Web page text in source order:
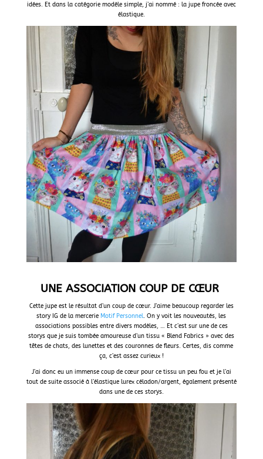
idées. Et dans la catégorie modèle simple, j’ai nommé : la jupe froncée avec
élastique.
UNE ASSOCIATION COUP DE CŒUR
Cette jupe est le résultat d’un coup de cœur. J’aime beaucoup regarder les
story IG de la mercerie Motif Personnel. On y voit les nouveautés, les
associations possibles entre divers modèles, … Et c’est sur une de ces
storys que je suis tombée amoureuse d’un tissu « Blend Fabrics » avec des
têtes de chats, des lunettes et des couronnes de fleurs. Certes, dis comme
ça, c’est assez curieux !
J’ai donc eu un immense coup de cœur pour ce tissu un peu fou et je l’ai
tout de suite associé à l’élastique lurex céladon/argent, également présenté
dans une de ces storys.